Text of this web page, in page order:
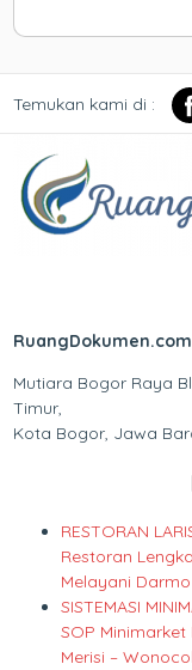
Temukan kami di :
RuangDokumen.com
Mutiara Bogor Raya
Timur,
Kota Bogor, Jawa
RESTORAN
Restoran
Melayani
SISTEMASI
SOP
Merisi –